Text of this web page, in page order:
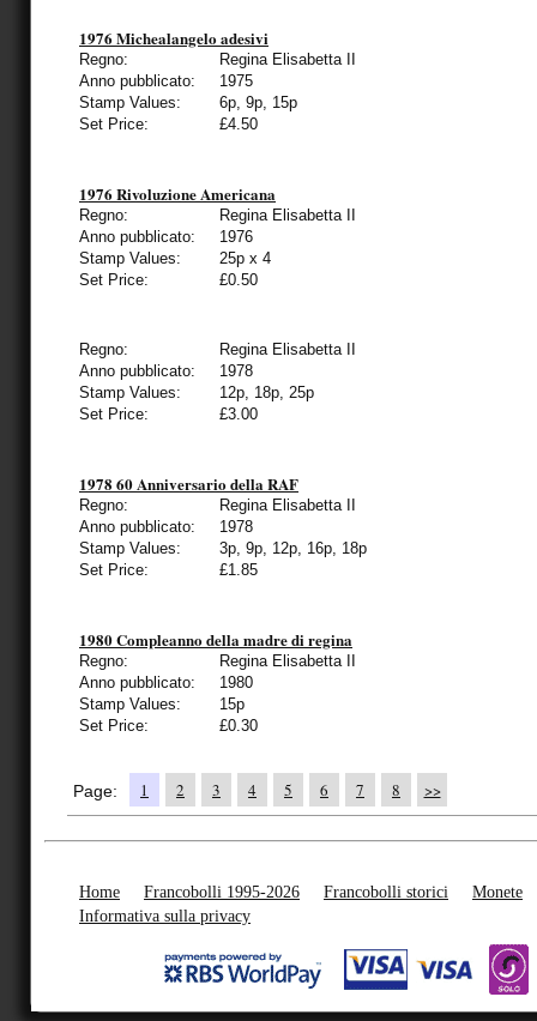
1976 Michealangelo adesivi
Regno:
Regina Elisabetta II
Anno pubblicato:
1975
Stamp Values:
6p, 9p, 15p
Set Price:
£4.50
1976 Rivoluzione Americana
Regno:
Regina Elisabetta II
Anno pubblicato:
1976
Stamp Values:
25p x 4
Set Price:
£0.50
Regno:
Regina Elisabetta II
Anno pubblicato:
1978
Stamp Values:
12p, 18p, 25p
Set Price:
£3.00
1978 60 Anniversario della RAF
Regno:
Regina Elisabetta II
Anno pubblicato:
1978
Stamp Values:
3p, 9p, 12p, 16p, 18p
Set Price:
£1.85
1980 Compleanno della madre di regina
Regno:
Regina Elisabetta II
Anno pubblicato:
1980
Stamp Values:
15p
Set Price:
£0.30
Page: 1 2 3 4 5 6 7 8 >>
Home Francobolli 1995-2026 Francobolli storici
Monete
Informativa sulla privacy